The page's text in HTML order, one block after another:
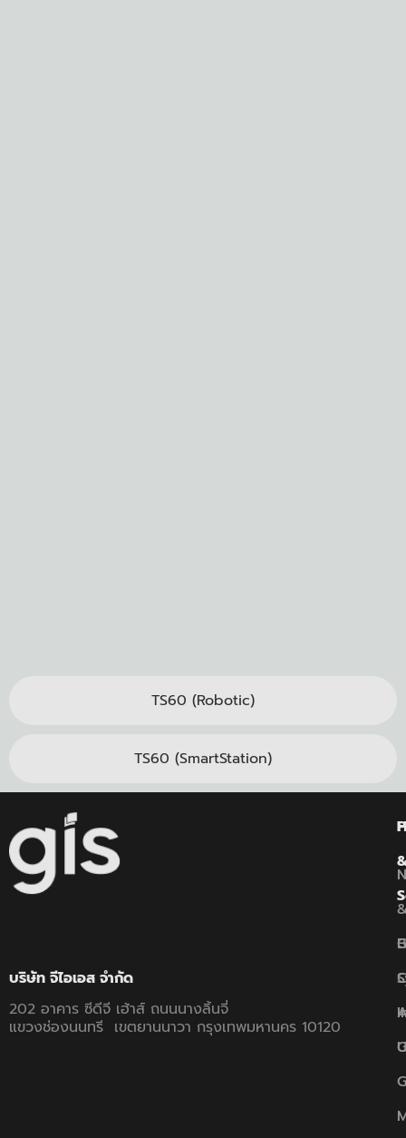
TS60 (Robotic)
TS60 (SmartStation)
บริษัท จีไอเอส จำกัด
202 อาคาร ซีดีจี เฮ้าส์ ถนนนางลิ้นจี่
แขวงช่องนนทรี เขตยานนาวา กรุงเทพมหานคร 10120